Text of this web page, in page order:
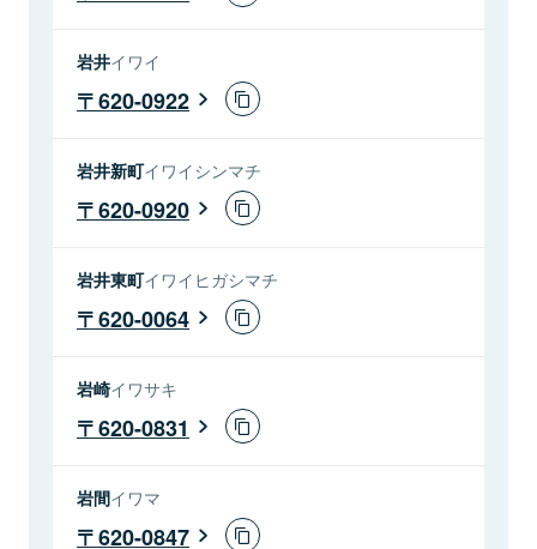
岩井イワイ
620-0922
岩井新町イワイシンマチ
620-0920
岩井東町イワイヒガシマチ
620-0064
岩崎イワサキ
620-0831
岩間イワマ
620-0847